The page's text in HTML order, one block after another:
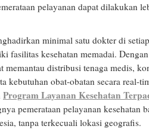
pelayanan dapat dilakukan
minimal satu dokter di
fasilitas kesehatan memadai. Dengan
memantau distribusi tenaga medis,
kebutuhan obat-obatan secara real-
Program Layanan Kesehatan
pemerataan pelayanan kesehatan
tanpa terkecuali lokasi geografis.